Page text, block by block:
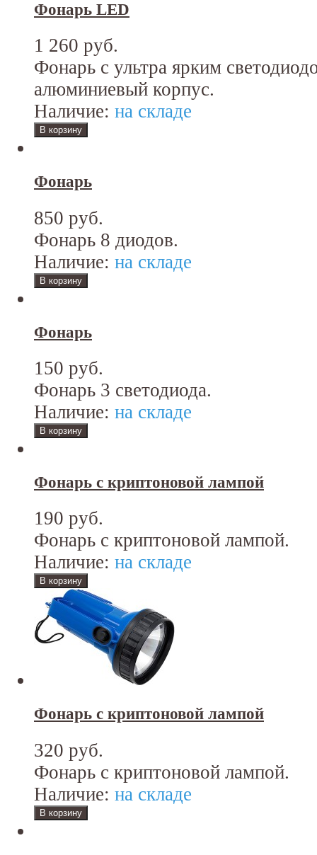
Фонарь LED
1 260 руб.
Фонарь с ультра ярким
алюминиевый корпус.
Наличие: на складе
Фонарь
850 руб.
Фонарь 8 диодов.
Наличие: на складе
Фонарь
150 руб.
Фонарь 3 светодиода.
Наличие: на складе
Фонарь с криптоновой лампой
190 руб.
Фонарь с криптоновой лампой.
Наличие: на складе
Фонарь с криптоновой лампой
320 руб.
Фонарь с криптоновой лампой.
Наличие: на складе